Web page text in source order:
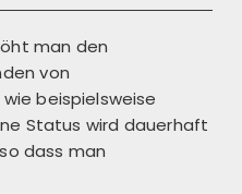
man den
von
beispielsweise
Status wird dauerhaft
dass man